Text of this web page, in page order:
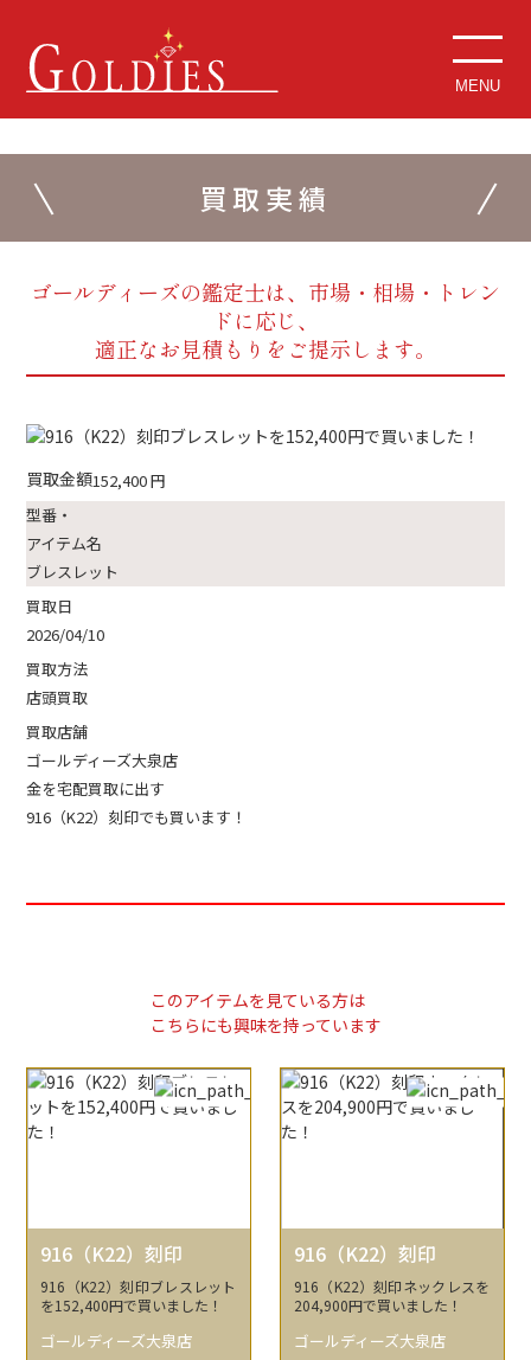
MENU
買取実績
ゴールディーズの鑑定士は、市場・相場・トレン
ドに応じ、
適正なお見積もりをご提示します。
買取金額152,400円
型番・
アイテム名
ブレスレット
買取日
2026/04/10
買取方法
店頭買取
買取店舗
ゴールディーズ大泉店
金を宅配買取に出す
916（K22）刻印でも買います！
このアイテムを見ている方は
こちらにも興味を持っています
916（K22）刻印
916（K22）刻印ブレスレット
を152,400円で買いました！
ゴールディーズ大泉店
916（K22）刻印
916（K22）刻印ネックレスを
204,900円で買いました！
ゴールディーズ大泉店